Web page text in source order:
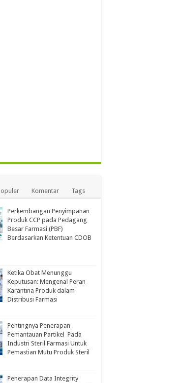
Komentar Tags
Perkembangan Penyimpanan
Produk CCP pada Pedagang
Besar Farmasi (PBF)
Berdasarkan Ketentuan CDOB
Ketika Obat Menunggu
Keputusan: Mengenal Peran
Karantina Produk dalam
Distribusi Farmasi
Pentingnya Penerapan
Pemantauan Partikel Pada
Industri Steril Farmasi Untuk
Pemastian Mutu Produk Steril
Penerapan Data Integrity